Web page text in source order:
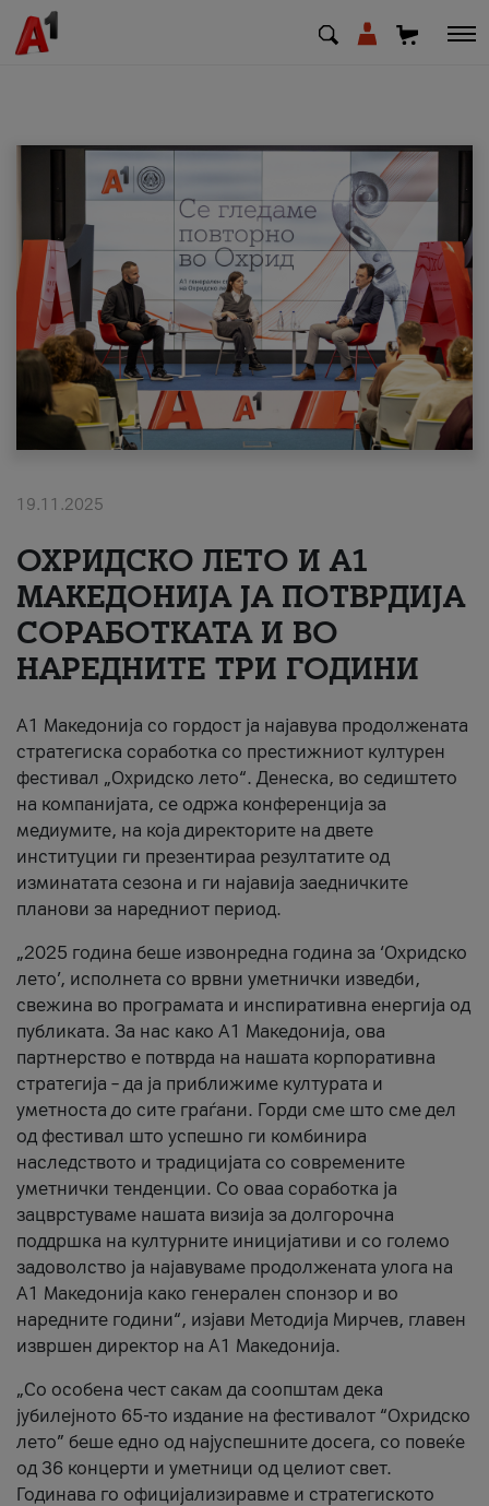
МК SQ
Приватни Деловни
Поддршка
Надополни кредит
#ПодобарОнлајн
19.11.2025
ОХРИДСКО ЛЕТО И A1
МАКЕДОНИЈА ЈА ПОТВРДИЈА
СОРАБОТКАТА И ВО
НАРЕДНИТЕ ТРИ ГОДИНИ
A1 Македонија со гордост ја најавува продолжената
стратегиска соработка со престижниот културен
фестивал „Охридско лето“. Денеска, во седиштето
на компанијата, се одржа конференција за
медиумите, на која директорите на двете
институции ги презентираа резултатите од
изминатата сезона и ги најавија заедничките
планови за наредниот период.
„2025 година беше извонредна година за ‘Охридско
лето’, исполнета со врвни уметнички изведби,
свежина во програмата и инспиративна енергија од
публиката. За нас како A1 Македонија, ова
партнерство е потврда на нашата корпоративна
стратегија – да ја приближиме културата и
уметноста до сите граѓани. Горди сме што сме дел
од фестивал што успешно ги комбинира
наследството и традицијата со современите
уметнички тенденции. Со оваа соработка ја
зацврстуваме нашата визија за долгорочна
поддршка на културните иницијативи и со големо
задоволство ја најавуваме продолжената улога на
A1 Македонија како генерален спонзор и во
наредните години“, изјави Методија Мирчев, главен
извршен директор на A1 Македонија.
„Со особена чест сакам да соопштам дека
јубилејното 65-то издание на фестивалот “Охридско
лето” беше едно од најуспешните досега, со повеќе
од 36 концерти и уметници од целиот свет.
Годинава го официјализиравме и стратегиското